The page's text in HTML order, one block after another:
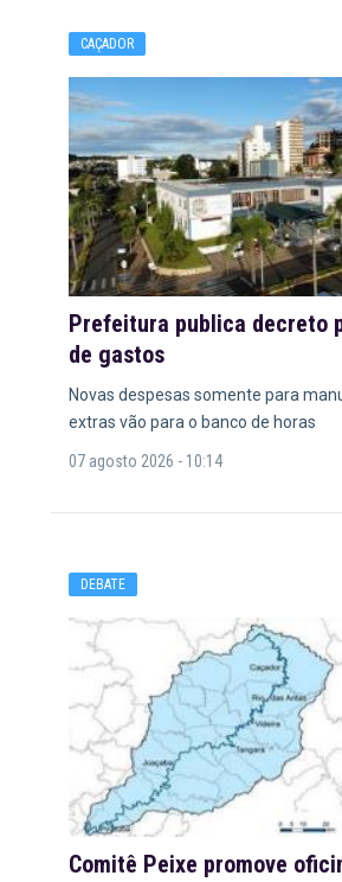
CAÇADOR
Prefeitura publica decreto
de gastos
Novas despesas somente para
extras vão para o banco de horas
07 agosto 2026 - 10:14
DEBATE
Comitê Peixe promove